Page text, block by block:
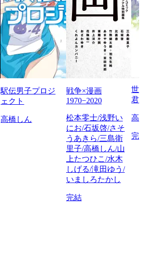
駅伝男子プロジ
ェクト
高橋しん
戦争×漫画
1970−2020
松本零士/浅野い
にお/石坂啓/さそ
うあきら/三島衛
里子/高橋しん/山
上たつひこ/水木
しげる/滝田ゆう/
いましろたかし
完結
世
君
高
完